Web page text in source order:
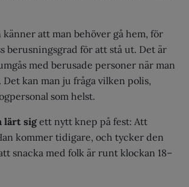
känner att man behöver gå hem, för
berusningsgrad för att stå ut. Det är
med berusade personer när man
Det kan man ju fråga vilken polis,
som helst.
lärt sigett nytt knep på fest: Att
kommer tidigare, och tycker den
snacka med folk är runt klockan 18–